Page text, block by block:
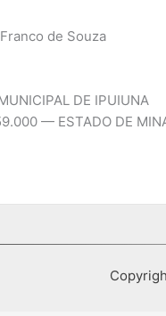
de Souza
DE IPUIUNA
— ESTADO DE